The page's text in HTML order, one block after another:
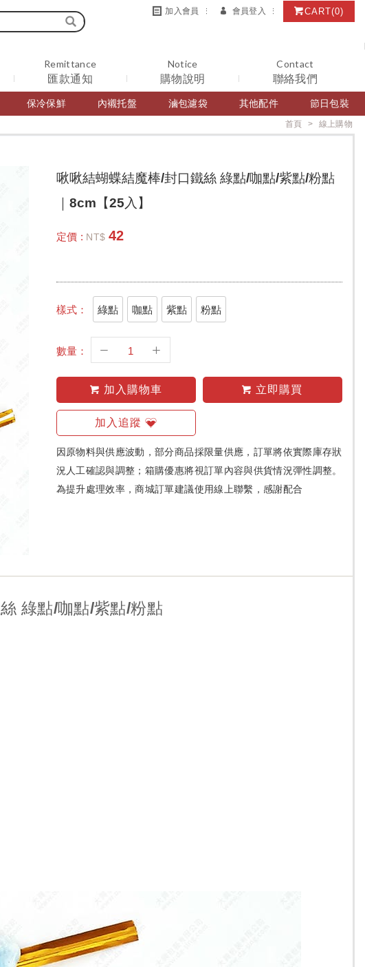
加入會員 會員登入 CART(0)
保冷保鮮 內襯托盤 滷包濾袋 其他配件 節日包裝
Remittance
匯款通知
Notice
購物說明
Contact
聯絡我們
首頁 線上購物
啾啾結蝴蝶結魔棒/封口鐵絲 綠點/咖點/紫點/粉點
｜8cm【25入】
定價 : NT$ 42
樣式： 綠點 咖點 紫點 粉點
數量：
加入購物車 立即購買
加入追蹤
因原物料與供應波動，部分商品採限量供應，訂單將依實際庫存狀
況人工確認與調整；箱購優惠將視訂單內容與供貨情況彈性調整。
為提升處理效率，商城訂單建議使用線上聯繫，感謝配合
綠點/咖點/紫點/粉點